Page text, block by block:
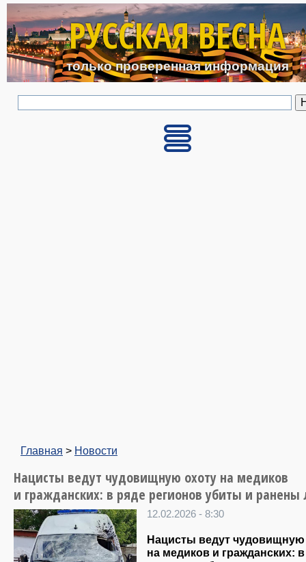
Перейти к основному
РУССКАЯ ВЕСНА
только проверенная информация
Главная > Новости
Нацисты ведут чудовищную охоту на медиков
и гражданских: в ряде регионов убиты и
12.02.2026 - 8:30
Нацисты ведут чудовищную
на медиков и гражданских: